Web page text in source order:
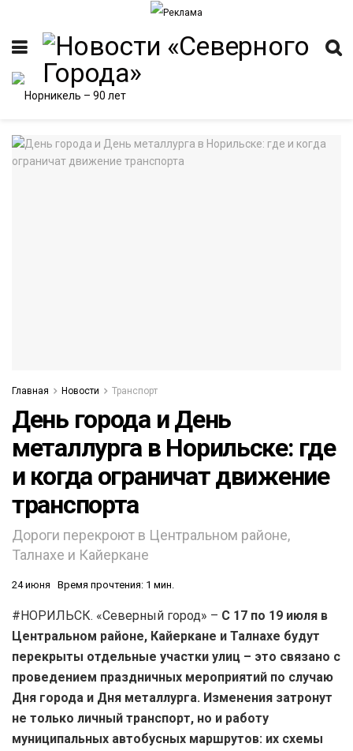
Главная Новости Транспорт
День города и День
металлурга в Норильске: где
и когда ограничат движение
транспорта
Дороги перекроют в Центральном районе,
Талнахе и Кайеркане
24 июня Время прочтения: 1 мин.
#НОРИЛЬСК. «Северный город» – С 17 по 19 июля в
Центральном районе, Кайеркане и Талнахе будут
перекрыты отдельные участки улиц – это связано с
проведением праздничных мероприятий по случаю
Дня города и Дня металлурга. Изменения затронут
не только личный транспорт, но и работу
муниципальных автобусных маршрутов: их схемы